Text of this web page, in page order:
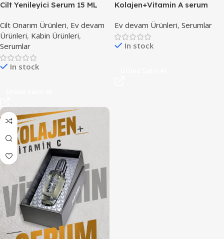
Cilt Yenileyici Serum 15 ML
Cilt Onarım Ürünleri, Ev devam
Ürünleri, Kabin Ürünleri,
Serumlar
In stock
Kolajen+Vitamin A serum
Ev devam Ürünleri, Serumlar
In stock